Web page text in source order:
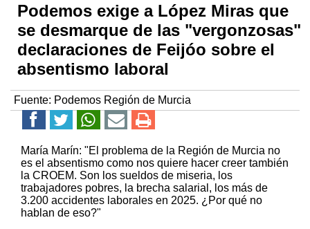
Podemos exige a López Miras que
se desmarque de las "vergonzosas"
declaraciones de Feijóo sobre el
absentismo laboral
Fuente: Podemos Región de Murcia
María Marín: "El problema de la Región de Murcia no
es el absentismo como nos quiere hacer creer también
la CROEM. Son los sueldos de miseria, los
trabajadores pobres, la brecha salarial, los más de
3.200 accidentes laborales en 2025. ¿Por qué no
hablan de eso?"